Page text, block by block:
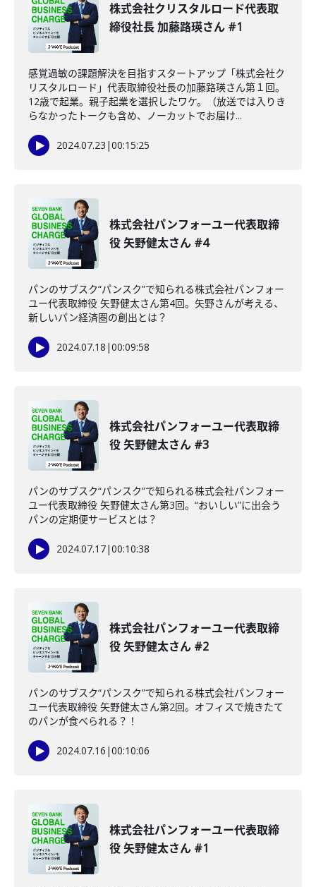
株式会社クリスタルロード代表取
締役社長 加藤路瑛さん #1
感覚過敏の課題解決を目指すスタートアップ「株式会社ク
リスタルロード」代表取締役社長の加藤路瑛さん第１回。
12歳で起業。親子起業を選択したワケ。（放送では入りき
らなかったトークも含め、ノーカットでお届け...
2024.07.23 |00:15:25
株式会社パンフォーユー代表取締
役 矢野健太さん #4
パンのサブスク“パンスク”で知られる株式会社パンフォー
ユー代表取締役 矢野健太さん第4回。矢野さんが考える、
新しいパン経済圏の創出とは？
2024.07.18 |00:09:58
株式会社パンフォーユー代表取締
役 矢野健太さん #3
パンのサブスク“パンスク”で知られる株式会社パンフォー
ユー代表取締役 矢野健太さん第3回。“おいしい”に出会う
パンの定期便サービスとは？
2024.07.17|00:10:38
株式会社パンフォーユー代表取締
役 矢野健太さん #2
パンのサブスク“パンスク”で知られる株式会社パンフォー
ユー代表取締役 矢野健太さん第2回。オフィスで焼きたて
のパンが食べられる？！
2024.07.16 |00:10:06
株式会社パンフォーユー代表取締
役 矢野健太さん #1